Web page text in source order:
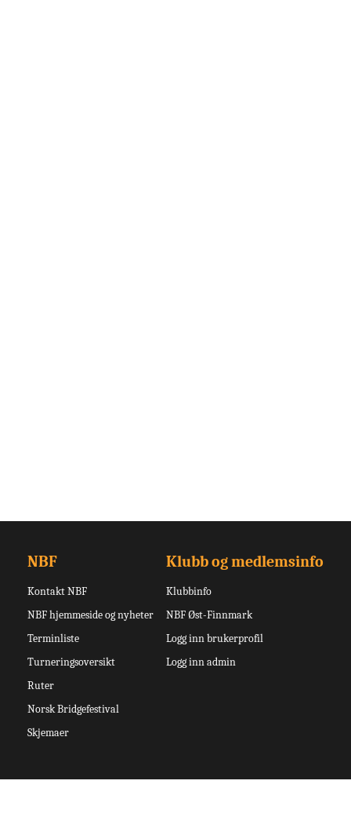
NBF
Kontakt NBF
NBF hjemmeside og nyheter
Terminliste
Turneringsoversikt
Ruter
Norsk Bridgefestival
Skjemaer
Klubb og medlemsinfo
Klubbinfo
NBF Øst-Finnmark
Logg inn brukerprofil
Logg inn admin